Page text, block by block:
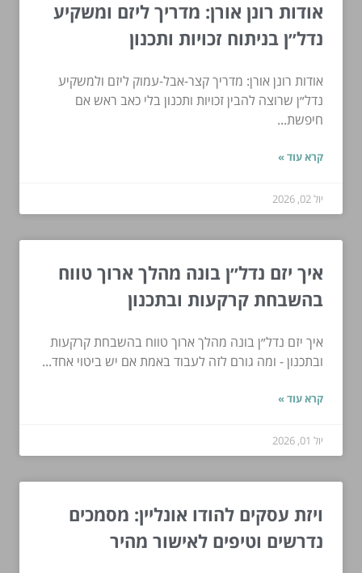
אודות רונן אורן: מדריך ליזם ומשקיע
נדל״ן בניתוח זכויות ותכנון
אודות רונן אורן: מדריך קצר-אבל-עמוק ליזם ולמשקיע
נדל״ן שרוצה להבין זכויות ותכנון בלי כאב ראש אם
חיפשת...
קרא עוד »
יול 02, 2026
איך יזם נדל״ן בונה מהלך ארוך טווח
בהשבחת קרקעות ובתכנון
איך יזם נדל״ן בונה מהלך ארוך טווח בהשבחת קרקעות
ובתכנון - ומה גורם לזה לעבוד באמת אם יש ביטוי אחד...
קרא עוד »
יול 01, 2026
ויזת עסקים להודו אונליין: מסמכים
נדרשים וטיפים לאישור מהיר